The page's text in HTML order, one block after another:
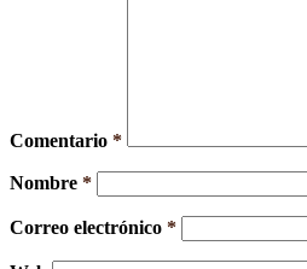
Comentario *
Nombre *
Correo electrónico *